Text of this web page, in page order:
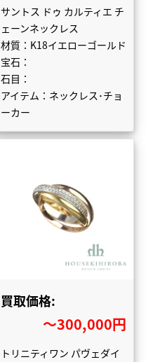
サントス ドゥ カルティエ チ
ェーンネックレス
材質：K18イエローゴールド
宝石：
石目：
アイテム：ネックレス･チョ
ーカー
買取価格:
〜300,000円
トリニティワン パヴェダイ